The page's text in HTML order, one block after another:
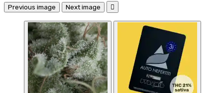
Previous image Next image 